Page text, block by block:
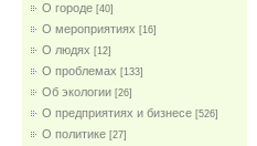
О городе [40]
О мероприятиях [16]
О людях [12]
О проблемах [133]
Об экологии [26]
О предприятиях и бизнесе [526]
О политике [27]